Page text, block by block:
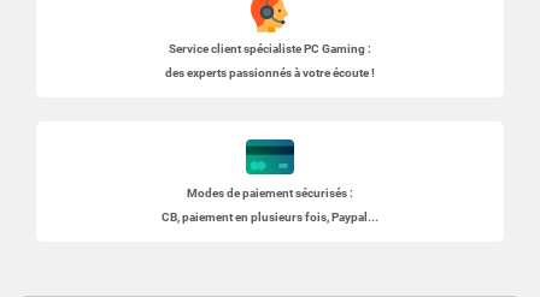
Service client spécialistePC Gaming:
des experts passionnés à votre écoute !
Modes de paiement sécurisés :
CB, paiement en plusieurs fois, Paypal...